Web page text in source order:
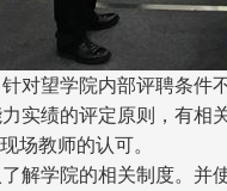
对望学院内部评聘条
实绩的评定原则，有
场教师的认可。
解学院的相关制度。并